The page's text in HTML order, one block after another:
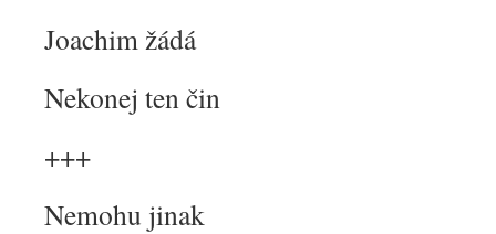
Joachim žádá
Nekonej ten čin
+++
Nemohu jinak